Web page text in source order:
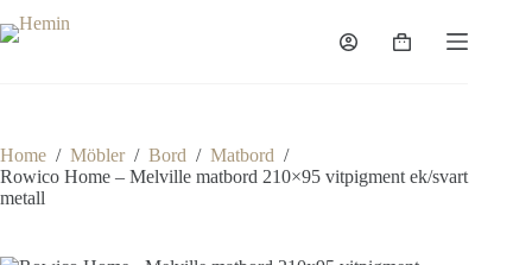
Home / Möbler / Bord / Matbord /
Rowico Home – Melville matbord 210×95 vitpigment ek/svart
metall